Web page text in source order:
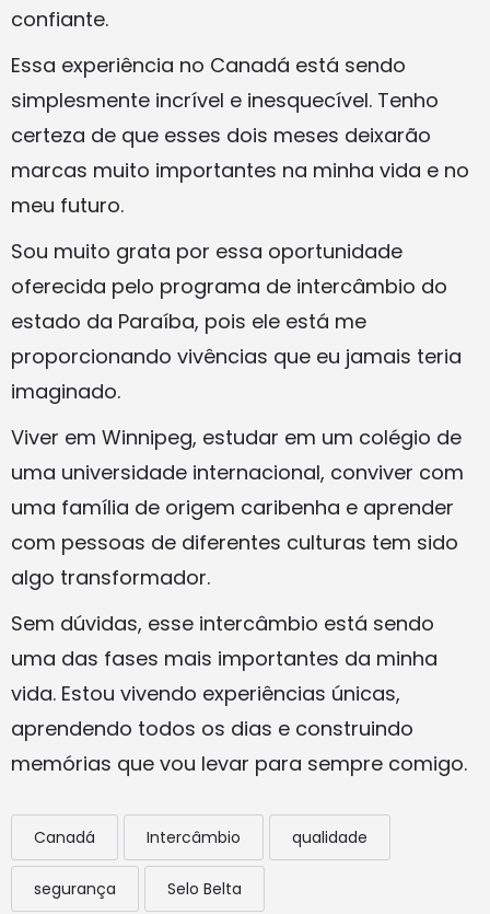
confiante.
Essa experiência no Canadá está sendo
simplesmente incrível e inesquecível. Tenho
certeza de que esses dois meses deixarão
marcas muito importantes na minha vida e no
meu futuro.
Sou muito grata por essa oportunidade
oferecida pelo programa de intercâmbio do
estado da Paraíba, pois ele está me
proporcionando vivências que eu jamais teria
imaginado.
Viver em Winnipeg, estudar em um colégio de
uma universidade internacional, conviver com
uma família de origem caribenha e aprender
com pessoas de diferentes culturas tem sido
algo transformador.
Sem dúvidas, esse intercâmbio está sendo
uma das fases mais importantes da minha
vida. Estou vivendo experiências únicas,
aprendendo todos os dias e construindo
memórias que vou levar para sempre comigo.
Canadá Intercâmbio qualidade
segurança Selo Belta